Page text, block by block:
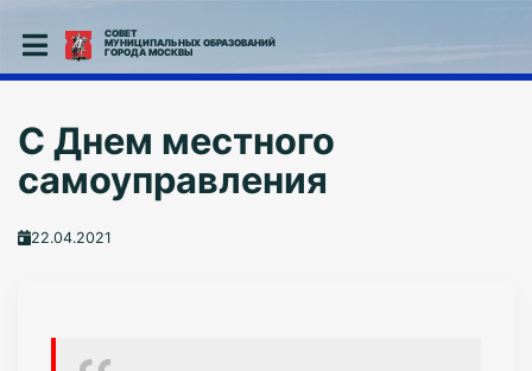
СОВЕТ
МУНИЦИПАЛЬНЫХ ОБРАЗОВАНИЙ
ГОРОДА МОСКВЫ
C Днем местного
самоуправления
22.04.2021